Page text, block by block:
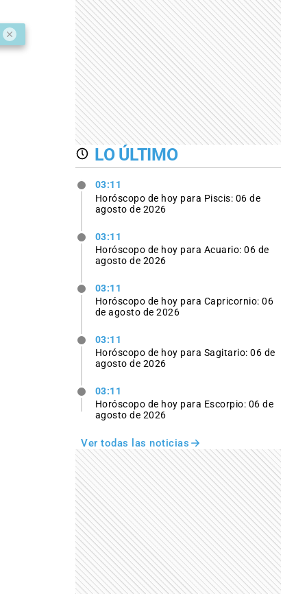
LO ÚLTIMO
03:11
Horóscopo de hoy para Piscis: 06 de
agosto de 2026
03:11
Horóscopo de hoy para Acuario: 06 de
agosto de 2026
03:11
Horóscopo de hoy para Capricornio: 06
de agosto de 2026
03:11
Horóscopo de hoy para Sagitario: 06 de
agosto de 2026
03:11
Horóscopo de hoy para Escorpio: 06 de
agosto de 2026
Ver todas las noticias